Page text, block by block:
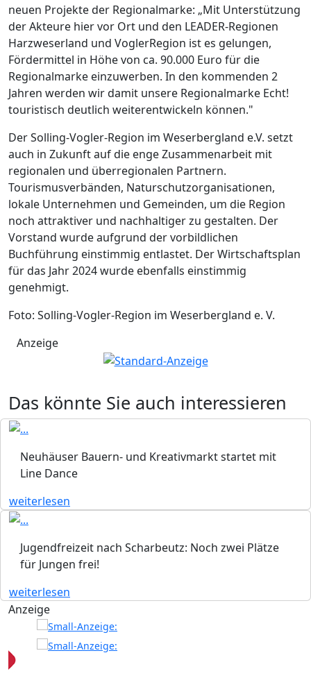
neuen Projekte der Regionalmarke: „Mit Unterstützung
der Akteure hier vor Ort und den LEADER-Regionen
Harzweserland und VoglerRegion ist es gelungen,
Fördermittel in Höhe von ca. 90.000 Euro für die
Regionalmarke einzuwerben. In den kommenden 2
Jahren werden wir damit unsere Regionalmarke Echt!
touristisch deutlich weiterentwickeln können."
Der Solling-Vogler-Region im Weserbergland e.V. setzt
auch in Zukunft auf die enge Zusammenarbeit mit
regionalen und überregionalen Partnern.
Tourismusverbänden, Naturschutzorganisationen,
lokale Unternehmen und Gemeinden, um die Region
noch attraktiver und nachhaltiger zu gestalten. Der
Vorstand wurde aufgrund der vorbildlichen
Buchführung einstimmig entlastet. Der Wirtschaftsplan
für das Jahr 2024 wurde ebenfalls einstimmig
genehmigt.
Foto: Solling-Vogler-Region im Weserbergland e. V.
Anzeige
Das könnte Sie auch interessieren
Neuhäuser Bauern- und Kreativmarkt startet mit
Line Dance
weiterlesen
Jugendfreizeit nach Scharbeutz: Noch zwei Plätze
für Jungen frei!
weiterlesen
Anzeige